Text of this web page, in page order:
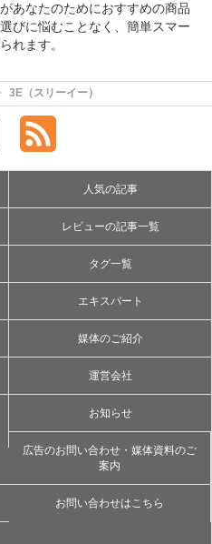
あなたのためにおすすめの商品
びに悩むことなく、簡単スマー
れます。
3E（スリーイー）
人気の記事
レビューの記事一覧
タグ一覧
エキスパート
媒体のご紹介
運営会社
お知らせ
広告のお問い合わせ・媒体資料のご
案内
お問い合わせはこちら